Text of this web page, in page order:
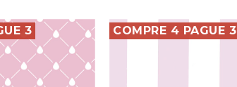
3 COMPRE 4 PAGUE 3